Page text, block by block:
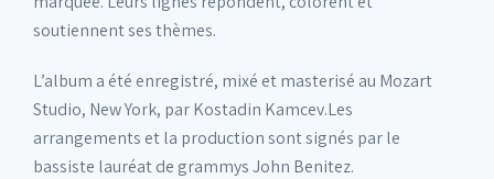
soutiennent ses thèmes.
L’album a été enregistré, mixé et masterisé au Mozart
Studio, New York, par Kostadin Kamcev.Les
arrangements et la production sont signés par le
bassiste lauréat de grammys John Benitez.